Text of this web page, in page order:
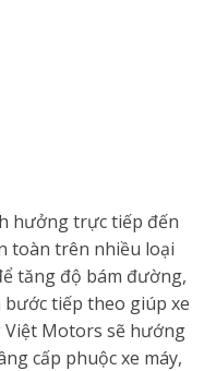
hưởng trực tiếp đến
toàn trên nhiều loại
tăng độ bám đường,
tiếp theo giúp xe
Việt Motors sẽ hướng
cấp phuộc xe máy,